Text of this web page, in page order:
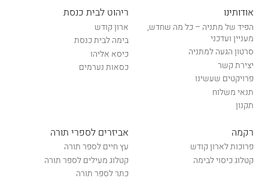
אודותינו
הפיד של מתניה – כל מה שחדש,
מעניין ועדכני
סרטון הגעה למתניה
יצירת קשר
פרויקטים שעשינו
תנאי משלוח
תקנון
ריהוט לבית כנסת
ארון קודש
בימה לבית כנסת
כיסא אליהו
כסאות נערמים
רקמה
פרוכות לארון קודש
קטלוג כיסוי לבימה
אביזרים לספרי תורה
עץ חיים לספר תורה
קטלוג מעילים לספר תורה
כתר לספר תורה